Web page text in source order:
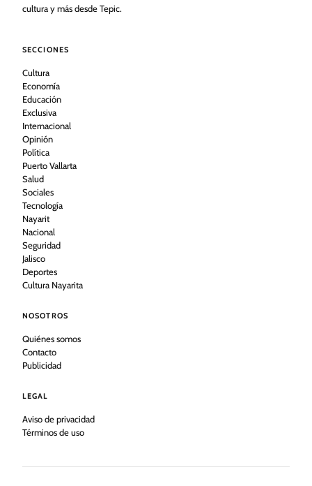
cultura y más desde Tepic.
SECCIONES
Cultura
Economía
Educación
Exclusiva
Internacional
Opinión
Política
Puerto Vallarta
Salud
Sociales
Tecnología
Nayarit
Nacional
Seguridad
Jalisco
Deportes
Cultura Nayarita
NOSOTROS
Quiénes somos
Contacto
Publicidad
LEGAL
Aviso de privacidad
Términos de uso